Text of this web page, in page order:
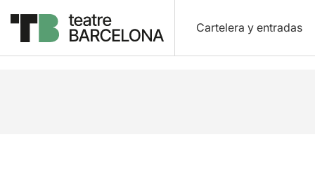
Cartelera y entradas